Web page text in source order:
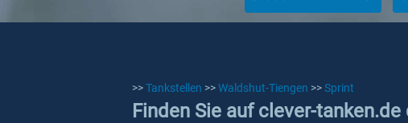
>>Tankstellen >>Waldshut-Tiengen >>Sprint
Finden Sie auf clever-